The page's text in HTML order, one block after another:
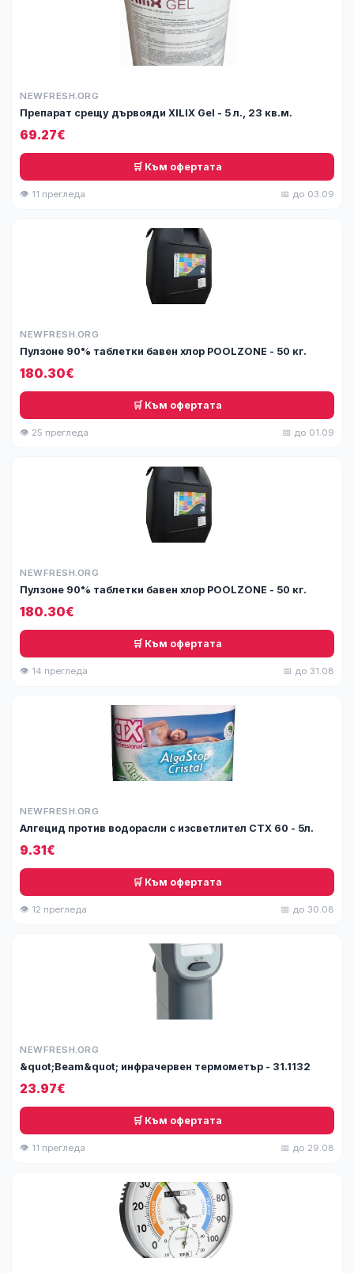
NEWFRESH.ORG
Препарат срещу дървояди XILIX Gel - 5 л., 23 кв.м.
69.27€
🛒 Към офертата
👁 11 прегледа 📅 до 03.09
NEWFRESH.ORG
Пулзоне 90% таблетки бавен хлор POOLZONE - 50 кг.
180.30€
🛒 Към офертата
👁 25 прегледа 📅 до 01.09
NEWFRESH.ORG
Пулзоне 90% таблетки бавен хлор POOLZONE - 50 кг.
180.30€
🛒 Към офертата
👁 14 прегледа 📅 до 31.08
NEWFRESH.ORG
Алгецид против водорасли с изсветлител СТХ 60 - 5л.
9.31€
🛒 Към офертата
👁 12 прегледа 📅 до 30.08
NEWFRESH.ORG
&quot;Beam&quot; инфрачервен термометър - 31.1132
23.97€
🛒 Към офертата
👁 11 прегледа 📅 до 29.08